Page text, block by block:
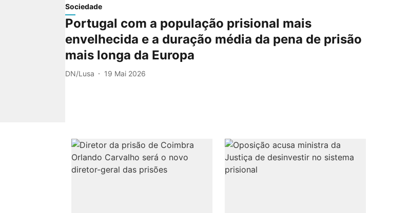
Sociedade
Portugal com a população prisional mais
envelhecida e a duração média da pena de prisão
mais longa da Europa
DN/Lusa 19 Mai 2026